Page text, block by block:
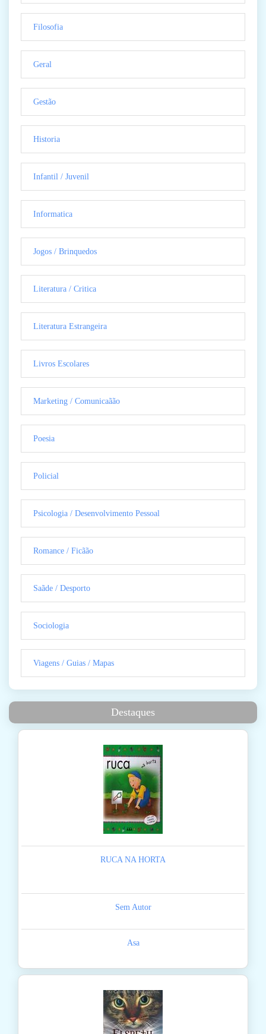
Filosofia
Geral
Gestão
Historia
Infantil / Juvenil
Informatica
Jogos / Brinquedos
Literatura / Critica
Literatura Estrangeira
Livros Escolares
Marketing / Comunicaãão
Poesia
Policial
Psicologia / Desenvolvimento Pessoal
Romance / Ficãão
Saãde / Desporto
Sociologia
Viagens / Guias / Mapas
Destaques
RUCA NA HORTA
Sem Autor
Asa